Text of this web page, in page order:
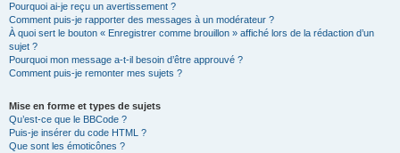
Pourquoi ai-je reçu un avertissement ?
Comment puis-je rapporter des messages à un modérateur ?
À quoi sert le bouton « Enregistrer comme brouillon » affiché lors de la rédaction d’un
sujet ?
Pourquoi mon message a-t-il besoin d’être approuvé ?
Comment puis-je remonter mes sujets ?
Mise en forme et types de sujets
Qu’est-ce que le BBCode ?
Puis-je insérer du code HTML ?
Que sont les émoticônes ?